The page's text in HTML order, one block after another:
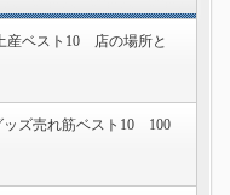
産ベスト10 店の場所と
ズ売れ筋ベスト10 100